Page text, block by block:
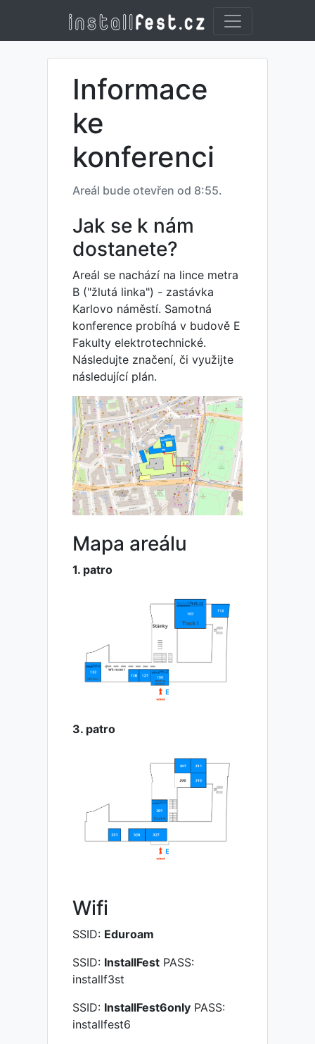
Informace
ke
konferenci
Areál bude otevřen od 8:55.
Jak se k nám
dostanete?
Areál se nachází na lince metra
B ("žlutá linka") - zastávka
Karlovo náměstí. Samotná
konference probíhá v budově E
Fakulty elektrotechnické.
Následujte značení, či využijte
následující plán.
Mapa areálu
1. patro
3. patro
Wifi
SSID: Eduroam
SSID: InstallFest PASS:
installf3st
SSID: InstallFest6only PASS:
installfest6